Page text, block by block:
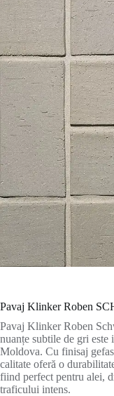
Pavaj Klinker Roben
Pavaj Klinker Roben
nuanțe subtile de gri
Moldova. Cu finisaj
calitate oferă o
fiind perfect pentru alei,
traficului intens.